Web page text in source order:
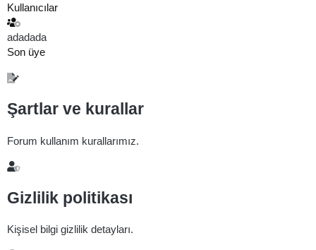
Kullanıcılar
adadada
Son üye
Şartlar ve kurallar
Forum kullanım kurallarımız.
Gizlilik politikası
Kişisel bilgi gizlilik detayları.